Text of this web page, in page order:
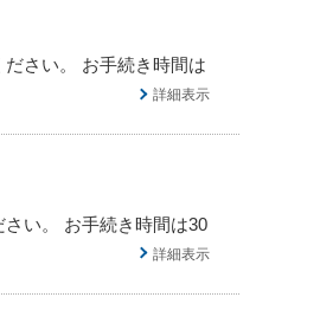
さい。 お手続き時間は
詳細表示
い。 お手続き時間は30
詳細表示